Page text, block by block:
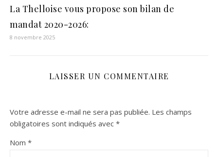
La Thelloise vous propose son bilan de
mandat 2020-2026:
8 novembre 2025
LAISSER UN COMMENTAIRE
Votre adresse e-mail ne sera pas publiée. Les champs
obligatoires sont indiqués avec *
Nom *